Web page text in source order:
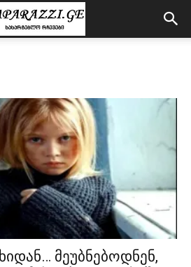
მეუბნებოდნენ,